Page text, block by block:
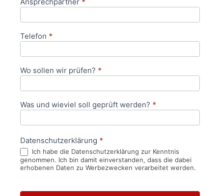
Telefon *
Wo sollen wir prüfen? *
Was und wieviel soll geprüft werden? *
Datenschutzerklärung *
Ich habe die Datenschutzerklärung zur Kenntnis
genommen. Ich bin damit einverstanden, dass die dabei
erhobenen Daten zu Werbezwecken verarbeitet werden.